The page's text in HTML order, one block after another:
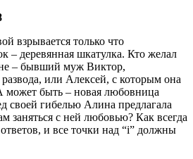
взрывается только что
– деревянная шкатулка. Кто желал
– бывший муж Виктор,
или Алексей, с которым она
может быть – новая любовница
своей гибелью Алина предлагала
с ней любовью? Как всегда
и все точки над “i” должны